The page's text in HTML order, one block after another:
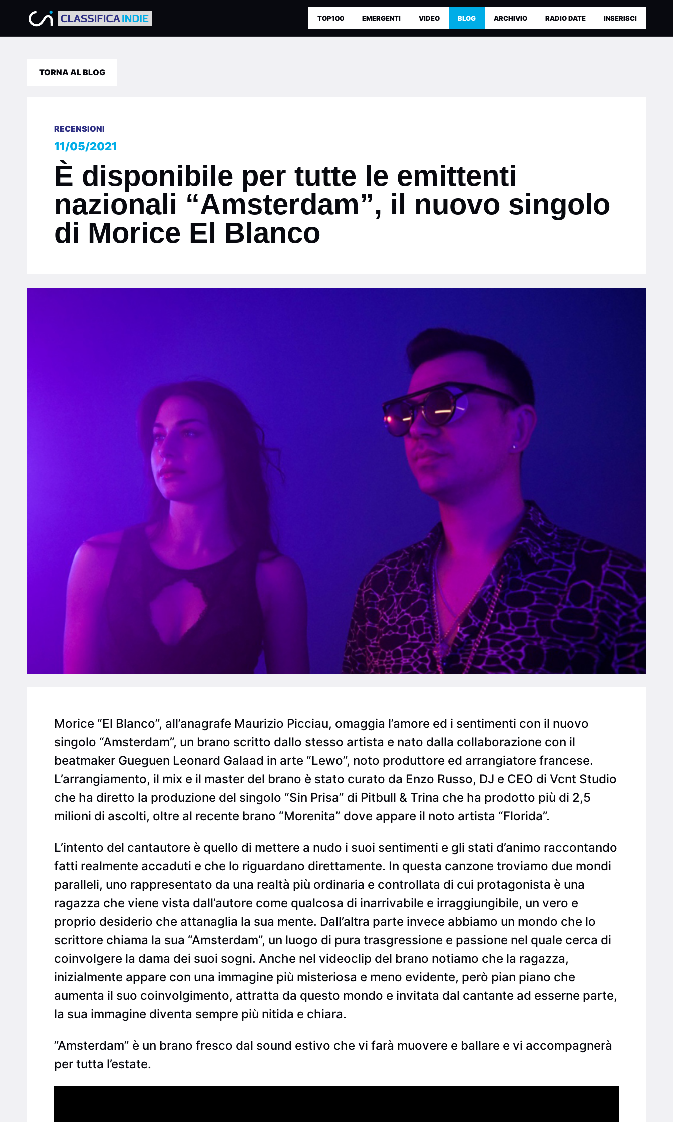
TOP100 EMERGENTI VIDEO BLOG ARCHIVIO RADIO DATE INSERISCI
TORNA AL BLOG
RECENSIONI
11/05/2021
È disponibile per tutte le emittenti
nazionali “Amsterdam”, il nuovo singolo
di Morice El Blanco
Morice “El Blanco”, all’anagrafe Maurizio Picciau, omaggia l’amore ed i sentimenti con il nuovo
singolo “Amsterdam”, un brano scritto dallo stesso artista e nato dalla collaborazione con il
beatmaker Gueguen Leonard Galaad in arte “Lewo”, noto produttore ed arrangiatore francese.
L’arrangiamento, il mix e il master del brano è stato curato da Enzo Russo, DJ e CEO di Vcnt Studio
che ha diretto la produzione del singolo “Sin Prisa” di Pitbull & Trina che ha prodotto più di 2,5
milioni di ascolti, oltre al recente brano “Morenita” dove appare il noto artista “Florida”.
L’intento del cantautore è quello di mettere a nudo i suoi sentimenti e gli stati d’animo raccontando
fatti realmente accaduti e che lo riguardano direttamente. In questa canzone troviamo due mondi
paralleli, uno rappresentato da una realtà più ordinaria e controllata di cui protagonista è una
ragazza che viene vista dall’autore come qualcosa di inarrivabile e irraggiungibile, un vero e
proprio desiderio che attanaglia la sua mente. Dall’altra parte invece abbiamo un mondo che lo
scrittore chiama la sua “Amsterdam”, un luogo di pura trasgressione e passione nel quale cerca di
coinvolgere la dama dei suoi sogni. Anche nel videoclip del brano notiamo che la ragazza,
inizialmente appare con una immagine più misteriosa e meno evidente, però pian piano che
aumenta il suo coinvolgimento, attratta da questo mondo e invitata dal cantante ad esserne parte,
la sua immagine diventa sempre più nitida e chiara.
”Amsterdam” è un brano fresco dal sound estivo che vi farà muovere e ballare e vi accompagnerà
per tutta l’estate.